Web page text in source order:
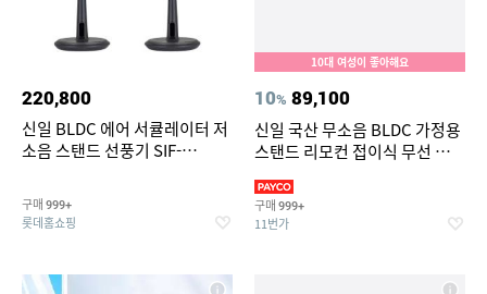
220,800
신일 BLDC 에어 서큘레이터 저
소음 스탠드 선풍기 SIF-
구매 999+
롯데홈쇼핑
10대 여성이 좋아해요
10% 89,100
신일 국산 무소음 BLDC 가정용
스탠드 리모컨 접이식 무선 선풍
구매 999+
11번가